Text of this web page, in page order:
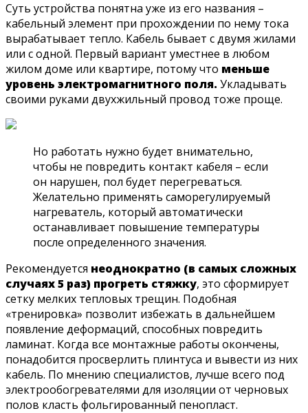
Суть устройства понятна уже из его названия –
кабельный элемент при прохождении по нему тока
вырабатывает тепло. Кабель бывает с двумя жилами
или с одной. Первый вариант уместнее в любом
жилом доме или квартире, потому что меньше
уровень электромагнитного поля. Укладывать
своими руками двухжильный провод тоже проще.
Но работать нужно будет внимательно,
чтобы не повредить контакт кабеля – если
он нарушен, пол будет перегреваться.
Желательно применять саморегулируемый
нагреватель, который автоматически
останавливает повышение температуры
после определенного значения.
Рекомендуется неоднократно (в самых сложных
случаях 5 раз) прогреть стяжку, это сформирует
сетку мелких тепловых трещин. Подобная
«тренировка» позволит избежать в дальнейшем
появление деформаций, способных повредить
ламинат. Когда все монтажные работы окончены,
понадобится просверлить плинтуса и вывести из них
кабель. По мнению специалистов, лучше всего под
электрообогревателями для изоляции от черновых
полов класть фольгированный пенопласт.